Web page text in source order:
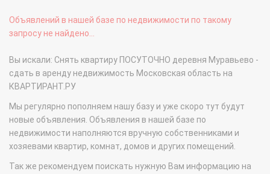
Объявлений в нашей базе по недвижимости по такому
запросу не найдено...
Вы искали: Снять квартиру ПОСУТОЧНО деревня Муравьево -
сдать в аренду недвижимость Московская область на
КВАРТИРАНТ.РУ
Мы регулярно пополняем нашу базу и уже скоро тут будут
новые объявления. Объявления в нашей базе по
недвижимости наполняются вручную собственниками и
хозяевами квартир, комнат, домов и других помещений.
Так же рекомендуем поискать нужную Вам информацию на